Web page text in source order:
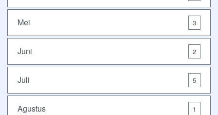
Mei 3
Juni 2
Juli 5
Agustus 1